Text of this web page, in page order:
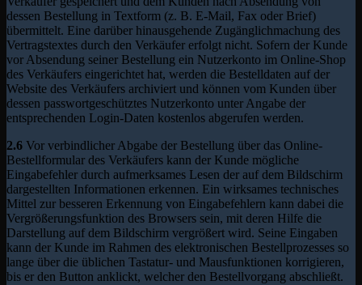
dessen Bestellung in Textform (z. B. E-Mail, Fax oder Brief)
übermittelt. Eine darüber hinausgehende Zugänglichmachung des
Vertragstextes durch den Verkäufer erfolgt nicht. Sofern der Kunde
vor Absendung seiner Bestellung ein Nutzerkonto im Online-Shop
des Verkäufers eingerichtet hat, werden die Bestelldaten auf der
Website des Verkäufers archiviert und können vom Kunden über
dessen passwortgeschütztes Nutzerkonto unter Angabe der
entsprechenden Login-Daten kostenlos abgerufen werden.
2.6 Vor verbindlicher Abgabe der Bestellung über das Online-
Bestellformular des Verkäufers kann der Kunde mögliche
Eingabefehler durch aufmerksames Lesen der auf dem Bildschirm
dargestellten Informationen erkennen. Ein wirksames technisches
Mittel zur besseren Erkennung von Eingabefehlern kann dabei die
Vergrößerungsfunktion des Browsers sein, mit deren Hilfe die
Darstellung auf dem Bildschirm vergrößert wird. Seine Eingaben
kann der Kunde im Rahmen des elektronischen Bestellprozesses so
lange über die üblichen Tastatur- und Mausfunktionen korrigieren,
bis er den Button anklickt, welcher den Bestellvorgang abschließt.